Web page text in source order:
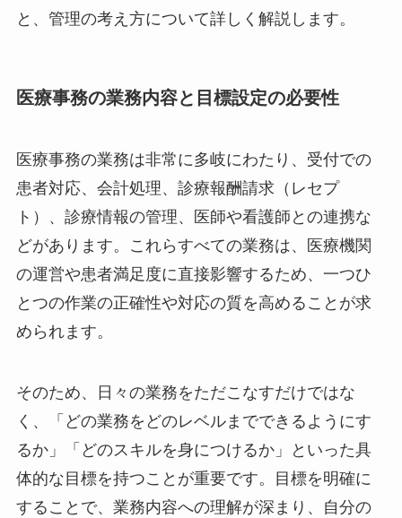
と、管理の考え方について詳しく解説します。
医療事務の業務内容と目標設定の必要性
医療事務の業務は非常に多岐にわたり、受付での
患者対応、会計処理、診療報酬請求（レセプ
ト）、診療情報の管理、医師や看護師との連携な
どがあります。これらすべての業務は、医療機関
の運営や患者満足度に直接影響するため、一つひ
とつの作業の正確性や対応の質を高めることが求
められます。
そのため、日々の業務をただこなすだけではな
く、「どの業務をどのレベルまでできるようにす
るか」「どのスキルを身につけるか」といった具
体的な目標を持つことが重要です。目標を明確に
することで、業務内容への理解が深まり、自分の